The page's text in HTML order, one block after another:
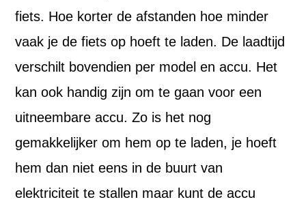
fiets. Hoe korter de afstanden hoe minder
vaak je de fiets op hoeft te laden. De laadtijd
verschilt bovendien per model en accu. Het
kan ook handig zijn om te gaan voor een
uitneembare accu. Zo is het nog
gemakkelijker om hem op te laden, je hoeft
hem dan niet eens in de buurt van
elektriciteit te stallen maar kunt de accu